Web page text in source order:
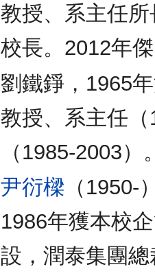
教授、系主任
校長。2012年
劉鐵錚，1965
教授、系主任
（1985-2003）
尹衍樑 （
1986年獲本校
設，潤泰集團